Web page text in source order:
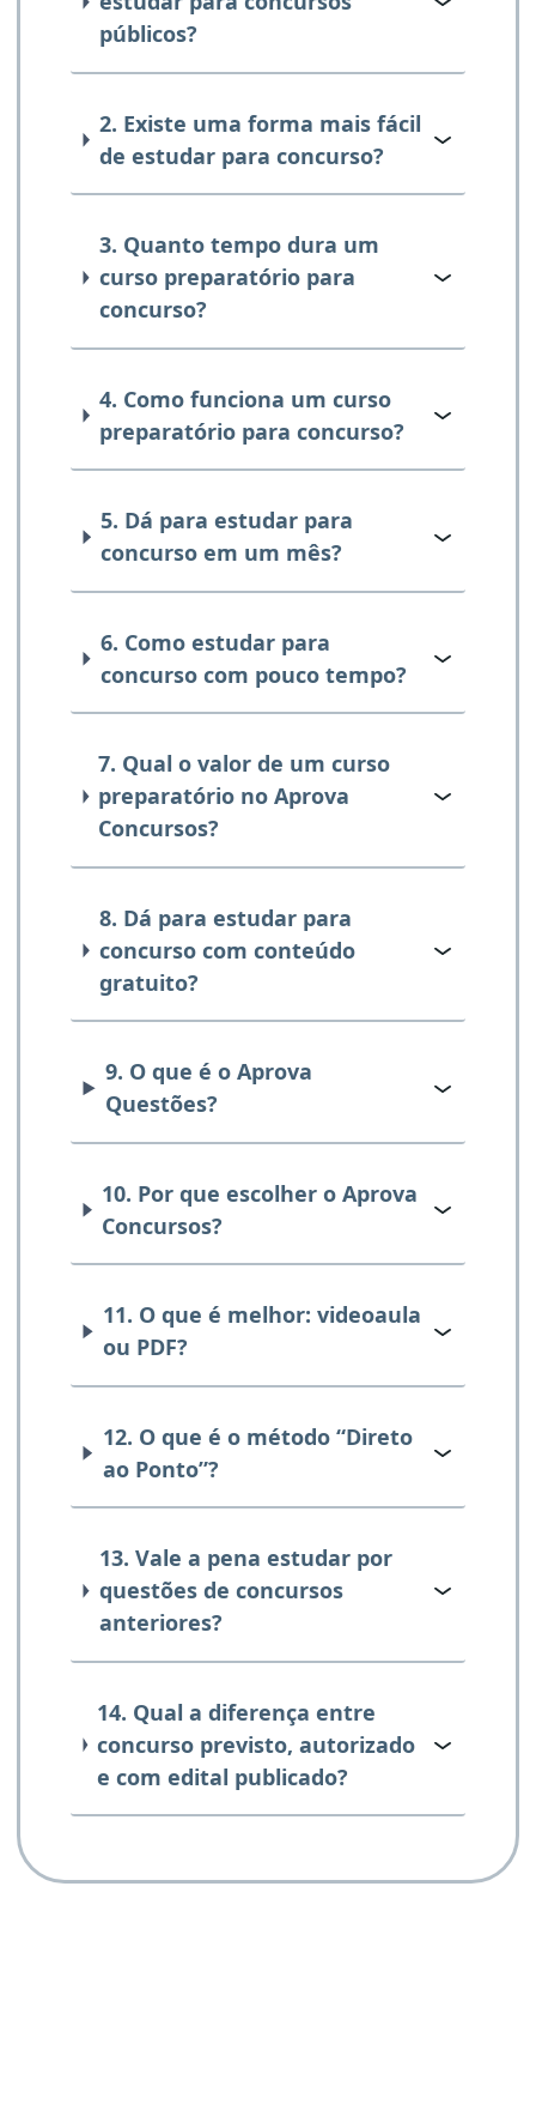
públicos?
2. Existe uma forma mais fácil
de estudar para concurso?
3. Quanto tempo dura um
curso preparatório para
concurso?
4. Como funciona um curso
preparatório para concurso?
5. Dá para estudar para
concurso em um mês?
6. Como estudar para
concurso com pouco tempo?
7. Qual o valor de um curso
preparatório no Aprova
Concursos?
8. Dá para estudar para
concurso com conteúdo
gratuito?
9. O que é o Aprova
Questões?
10. Por que escolher o Aprova
Concursos?
11. O que é melhor: videoaula
ou PDF?
12. O que é o método “Direto
ao Ponto”?
13. Vale a pena estudar por
questões de concursos
anteriores?
14. Qual a diferença entre
concurso previsto, autorizado
e com edital publicado?